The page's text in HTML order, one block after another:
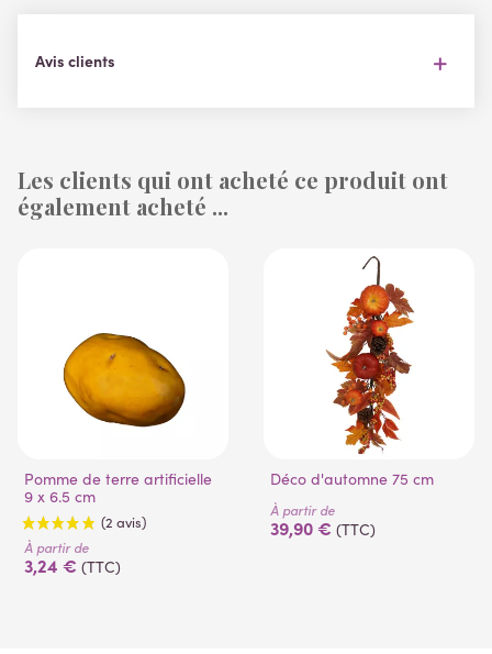
Avis clients
Les clients qui ont acheté ce produit ont
également acheté ...
Pomme de terre artificielle
9 x 6.5 cm
À partir de
3,24 € (TTC)
Déco d'automne 75 cm
À partir de
39,90 € (TTC)